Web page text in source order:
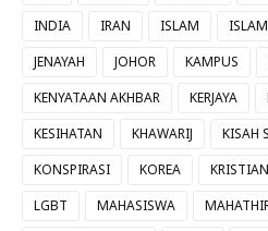
INDIA
IRAN ISLAM
JENAYAH
JOHOR KAMPUS
KENYATAAN AKHBAR
KERJAYA
KESIHATAN
KHAWARIJ KISAH
KONSPIRASI
KOREA KRISTIAN
LGBT
MAHASISWA